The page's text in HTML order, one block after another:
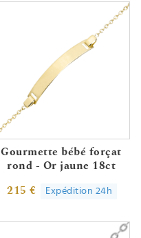
Gourmette bébé forçat
rond - Or jaune 18ct
215 € Expédition 24h